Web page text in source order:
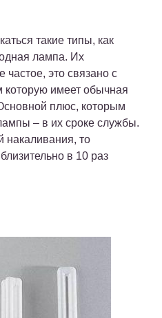
такие типы, как
лампа. Их
частое, это связано с
которую имеет обычная
плюс, которым
– в их сроке службы.
накаливания, то
в 10 раз